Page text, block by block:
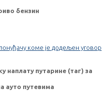
бензин
коме је додељен уговор
наплату путарине (таг) за
ауто путевима